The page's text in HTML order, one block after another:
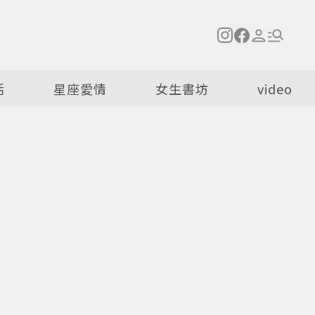
星座愛情 女生書坊 video